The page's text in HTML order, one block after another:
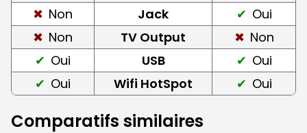
Non
Jack
Oui
Non
TV Output
Non
Oui
USB
Oui
Oui
Wifi HotSpot Oui
Comparatifs similaires